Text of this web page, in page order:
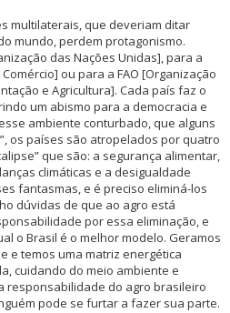
multilaterais, que deveriam ditar
mundo, perdem protagonismo.
das Nações Unidas], para a
ou para a FAO [Organização
e Agricultura]. Cada país faz o
um abismo para a democracia e
ambiente conturbado, que alguns
os países são atropelados por quatro
que são: a segurança alimentar,
climáticas e a desigualdade
fantasmas, e é preciso eliminá-los
dúvidas de que ao agro está
por essa eliminação, e
o Brasil é o melhor modelo. Geramos
e temos uma matriz energética
cuidando do meio ambiente e
responsabilidade do agro brasileiro
pode se furtar a fazer sua parte.